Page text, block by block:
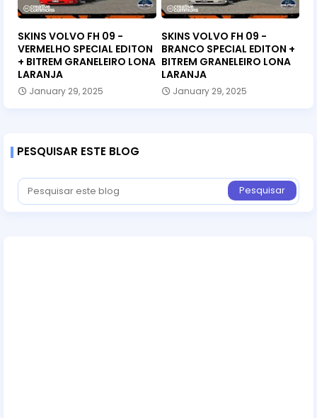
SKINS VOLVO FH 09 -
VERMELHO SPECIAL EDITON
+ BITREM GRANELEIRO LONA
LARANJA
January 29, 2025
SKINS VOLVO FH 09 -
BRANCO SPECIAL EDITON +
BITREM GRANELEIRO LONA
LARANJA
January 29, 2025
PESQUISAR ESTE BLOG